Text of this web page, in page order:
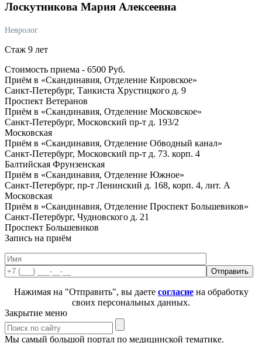
Лоскутникова Мария Алексеевна
Невролог
Стаж 9 лет
Стоимость приема - 6500 Руб.
Приём в «Скандинавия, Отделение Кировское»
Санкт-Петербург, Танкиста Хрустицкого д. 9
Проспект Ветеранов
Приём в «Скандинавия, Отделение Московское»
Санкт-Петербург, Московский пр-т д. 193/2
Московская
Приём в «Скандинавия, Отделение Обводный канал»
Санкт-Петербург, Московский пр-т д. 73. корп. 4
Балтийская Фрунзенская
Приём в «Скандинавия, Отделение Южное»
Санкт-Петербург, пр-т Ленинский д. 168, корп. 4, лит. А
Московская
Приём в «Скандинавия, Отделение Проспект Большевиков»
Санкт-Петербург, Чудновского д. 21
Проспект Большевиков
Запись на приём
Нажимая на "Отправить", вы даете согласиена обработку
своих персональных данных.
Закрытие меню
Мы самый большой портал по медицинской тематике.